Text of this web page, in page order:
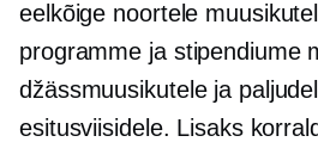
eelkõige noortele
programme ja stipendiume
džässmuusikutele ja
esitusviisidele. Lisaks